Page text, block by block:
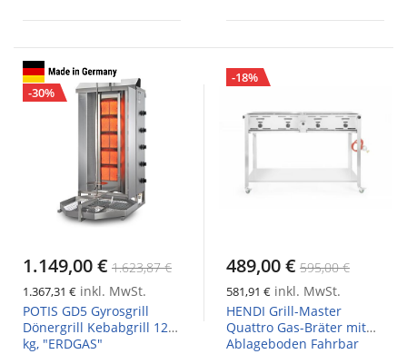
-30%
1.149,00 € 1.623,87 €
1.367,31 € inkl. MwSt.
POTIS GD5 Gyrosgrill
Dönergrill Kebabgrill 120
kg, "ERDGAS"
-18%
489,00 € 595,00 €
581,91 € inkl. MwSt.
HENDI Grill-Master
Quattro Gas-Bräter mit
Ablageboden Fahrbar